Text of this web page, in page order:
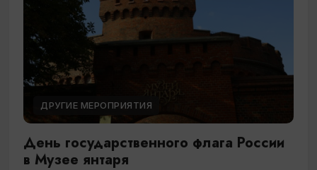
ДРУГИЕ МЕРОПРИЯТИЯ
День государственного флага России
в Музее янтаря